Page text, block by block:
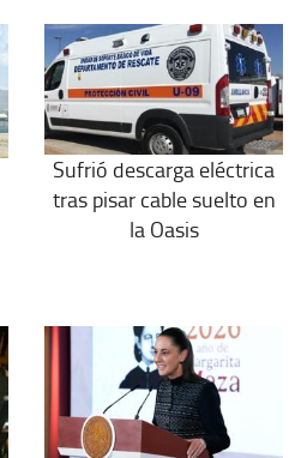
Sufrió descarga eléctrica
tras pisar cable suelto en
la Oasis